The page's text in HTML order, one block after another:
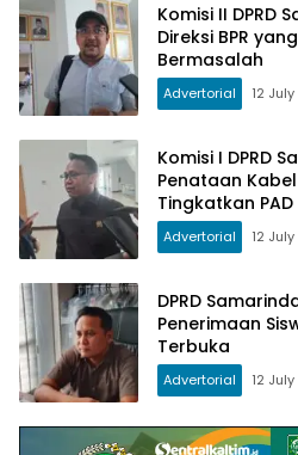
Komisi II DPRD
Direksi BPR
Bermasalah
Advertorial 12
Komisi I DPRD
Penataan
Tingkatkan PAD
Advertorial 12
DPRD
Penerimaan
Terbuka
Advertorial 12